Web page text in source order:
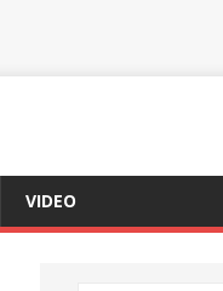
VIDEO